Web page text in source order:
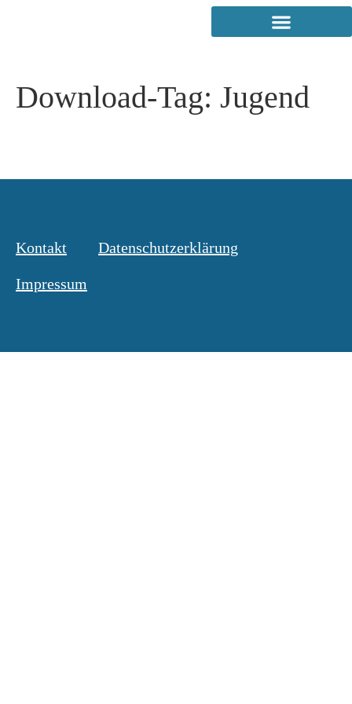
Download-Tag: Jugend
Kontakt Datenschutzerklärung
Impressum